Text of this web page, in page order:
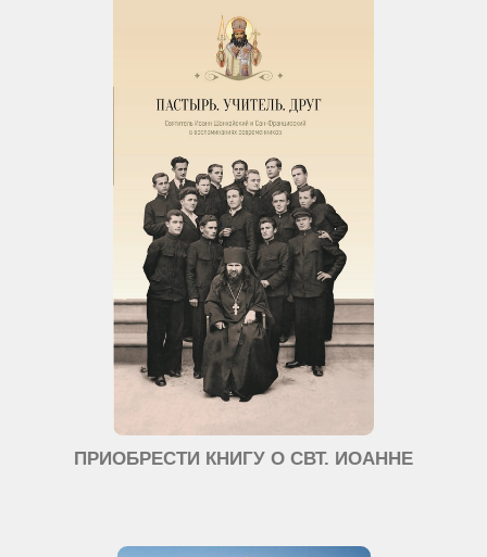
ПРИОБРЕСТИ КНИГУ О СВТ. ИОАННЕ